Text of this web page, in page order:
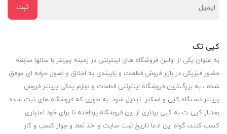
کپی تک
به عنوان یکی از اولین فروشگاه های اینترنتی در زمینه پیرنتر با سالها سابقه
حضور فیزیکی در بازار فروش قطعات و پایبندی به اخلاق و اصول حرفه ای موفق
شده ، به بزرگ‌ترین فروشگاه اینترنتی قطعات و لوازم یدکی پرینتر فروش
پرینتر دستگاه کپی و اسکنر تبدیل شود. به طوری که فروشگاه های ثبت شده
بعد از کپی ت به کپی برداری از این فروشگاه پرداخته تا برای خود اعتباری
کسب کنند، گواه این ادعا تاریخ ثبت سایت و اخذ نماد و جواز کسب و کار